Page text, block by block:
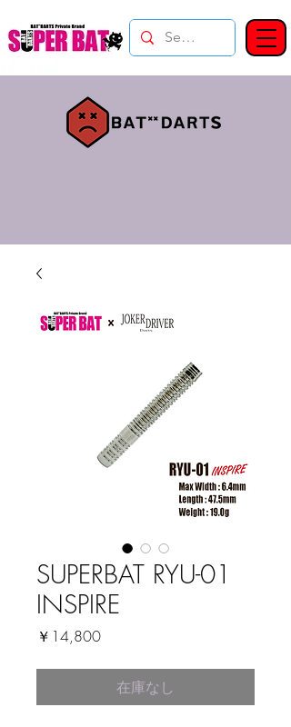
SUPERBAT RYU-01
INSPIRE
￥14,800価
在庫なし